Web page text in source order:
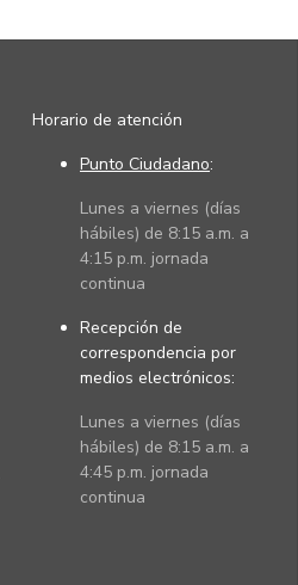
Horario de atención
Punto Ciudadano:
Lunes a viernes (días
hábiles) de 8:15 a.m. a
4:15 p.m. jornada
continua
Recepción de
correspondencia por
medios electrónicos:
Lunes a viernes (días
hábiles) de 8:15 a.m. a
4:45 p.m. jornada
continua